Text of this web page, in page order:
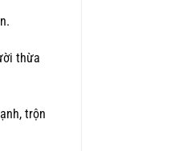
thừa
trộn